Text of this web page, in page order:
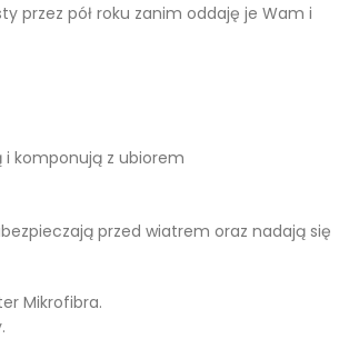
przez pół roku zanim oddaję je Wam i
i komponują z ubiorem
przed wiatrem oraz nadają się
Mikrofibra.